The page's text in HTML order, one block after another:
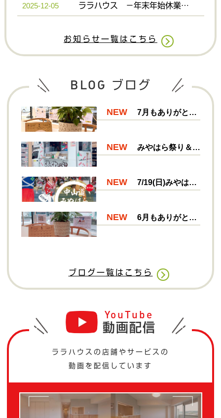
お知らせ一覧はこちら
BLOG ブログ
ブログ一覧はこちら
YouTube
動画配信
ララハウスの店舗やサービスの
動画を配信しています